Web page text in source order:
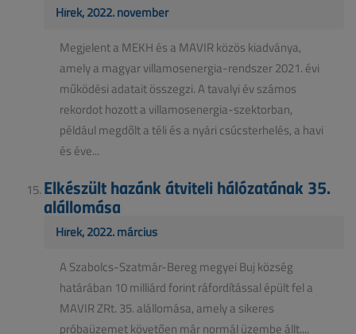
Hírek, 2022. november
Megjelent a MEKH és a MAVIR közös kiadványa,
amely a magyar villamosenergia-rendszer 2021. évi
működési adatait összegzi. A tavalyi év számos
rekordot hozott a villamosenergia-szektorban,
például megdőlt a téli és a nyári csúcsterhelés, a havi
és éve...
Elkészült hazánk átviteli hálózatának 35.
alállomása
Hírek, 2022. március
A Szabolcs-Szatmár-Bereg megyei Buj község
határában 10 milliárd forint ráfordítással épült fel a
MAVIR ZRt. 35. alállomása, amely a sikeres
próbaüzemet követően már normál üzembe állt....